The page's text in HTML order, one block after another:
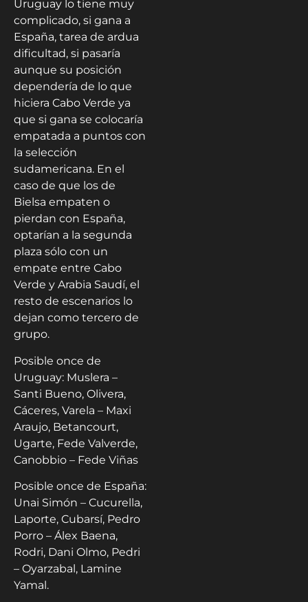
Uruguay lo tiene muy
complicado, si gana a
España, tarea de ardua
dificultad, si pasaría
aunque su posición
dependería de lo que
hiciera Cabo Verde ya
que si gana se colocaría
empatada a puntos con
la selección
sudamericana. En el
caso de que los de
Bielsa empaten o
pierdan con España,
optarían a la segunda
plaza sólo con un
empate entre Cabo
Verde y Arabia Saudí, el
resto de escenarios lo
dejan como tercero de
grupo.
Posible once de
Uruguay: Muslera –
Santi Bueno, Olivera,
Cáceres, Varela – Maxi
Araujo, Betancourt,
Ugarte, Fede Valverde,
Canobbio – Fede Viñas
Posible once de España:
Unai Simón – Cucurella,
Laporte, Cubarsí, Pedro
Porro – Álex Baena,
Rodri, Dani Olmo, Pedri
– Oyarzabal, Lamine
Yamal.